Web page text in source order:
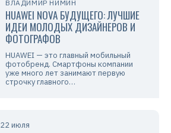
ВЛАДИМИР НИМИН
HUAWEI NOVA БУДУЩЕГО: ЛУЧШИЕ
ИДЕИ МОЛОДЫХ ДИЗАЙНЕРОВ И
ФОТОГРАФОВ
HUAWEI — это главный мобильный
фотобренд. Смартфоны компании
уже много лет занимают первую
строчку главного…
22 июля